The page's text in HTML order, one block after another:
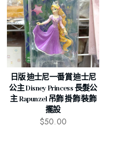
日版 迪士尼一番賞 迪士尼
公主 Disney Princess 長髮公
主 Rapunzel 吊飾 掛飾 裝飾
擺設
$50.00